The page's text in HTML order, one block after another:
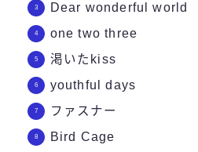
Dear wonderful world
one two three
渇いたkiss
youthful days
ファスナー
Bird Cage